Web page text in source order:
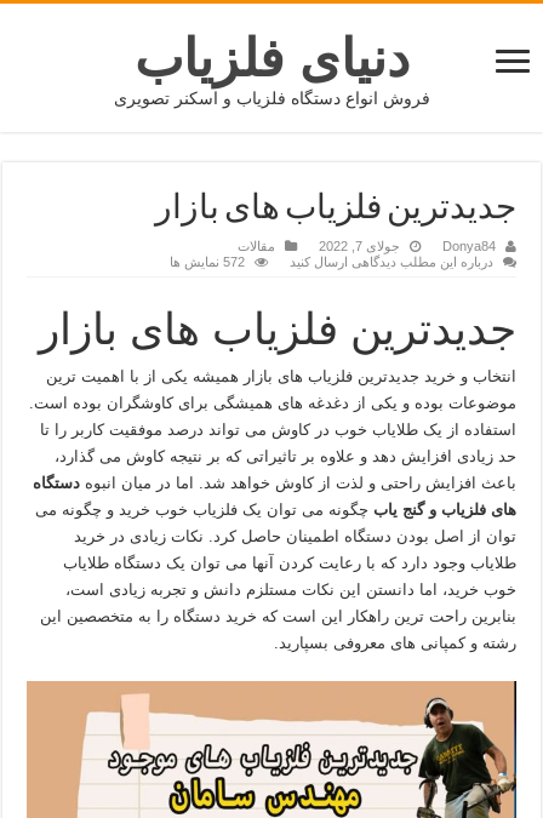
دنیای فلزیاب
فروش انواع دستگاه فلزیاب و اسکنر تصویری
جدیدترین فلزیاب های بازار
Donya84 جولای 7, 2022
مقالات
درباره این مطلب دیدگاهی ارسال کنید
572 نمایش ها
جدیدترین فلزیاب های بازار
انتخاب و خرید جدیدترین فلزیاب های بازار همیشه یکی از با اهمیت ترین
موضوعات بوده و یکی از دغدغه های همیشگی برای کاوشگران بوده است.
استفاده از یک طلایاب خوب در کاوش می تواند درصد موفقیت کاربر را تا
حد زیادی افزایش دهد و علاوه بر تاثیراتی که بر نتیجه کاوش می گذارد،
باعث افزایش راحتی و لذت از کاوش خواهد شد. اما در میان انبوهدستگاه
های فلزیاب و گنج یاب چگونه می توان یک فلزیاب خوب خرید و چگونه می
توان از اصل بودن دستگاه اطمینان حاصل کرد. نکات زیادی در خرید
طلایاب وجود دارد که با رعایت کردن آنها می توان یک دستگاه طلایاب
خوب خرید، اما دانستن این نکات مستلزم دانش و تجربه زیادی است،
بنابرین راحت ترین راهکار این است که خرید دستگاه را به متخصصین این
رشته و کمپانی های معروفی بسپارید.